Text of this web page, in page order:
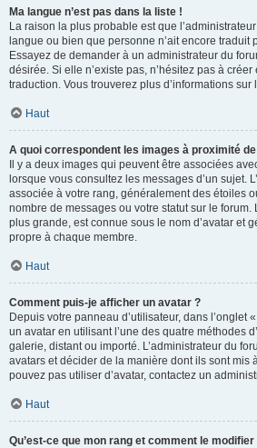
Ma langue n’est pas dans la liste !
La raison la plus probable est que
langue ou bien que personne n’ait encore traduit
Essayez de demander à un administrateur du
désirée. Si elle n’existe pas, n’hésitez pas à
traduction. Vous trouverez plus d’informations sur
Haut
A quoi correspondent les images à proximité
Il y a deux images qui peuvent être associées
lorsque vous consultez les messages d’un sujet.
associée à votre rang, généralement des étoiles
nombre de messages ou votre statut sur le
plus grande, est connue sous le nom d’avatar et
propre à chaque membre.
Haut
Comment puis-je afficher un avatar ?
Depuis votre panneau d’utilisateur, dans l’onglet
un avatar en utilisant l’une des quatre méthodes
galerie, distant ou importé. L’administrateur du
avatars et décider de la manière dont ils sont mis
pouvez pas utiliser d’avatar, contactez un
Haut
Qu’est-ce que mon rang et comment le modifier